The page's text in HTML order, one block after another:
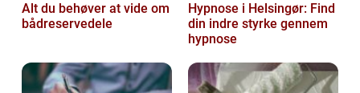
Alt du behøver at vide om
bådreservedele
Hypnose i Helsingør: Find
din indre styrke gennem
hypnose